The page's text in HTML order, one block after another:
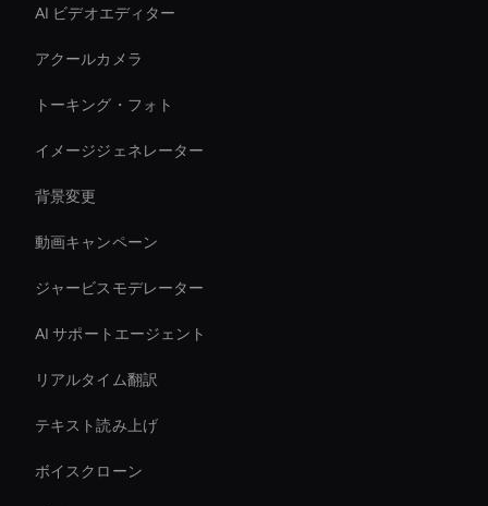
AI ビデオエディター
アクールカメラ
トーキング・フォト
イメージジェネレーター
背景変更
動画キャンペーン
ジャービスモデレーター
AI サポートエージェント
リアルタイム翻訳
テキスト読み上げ
ボイスクローン